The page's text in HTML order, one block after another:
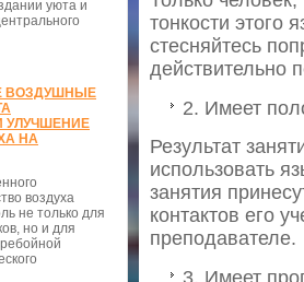
уюта и
ВОЗДУШНЫЕ
УЛУЧШЕНИЕ
НА
воздуха
не только для
но и для
тонкости этого
стесняйтесь
действительно
2. Имеет
Результат
использовать
занятия
контактов его
преподавателе.